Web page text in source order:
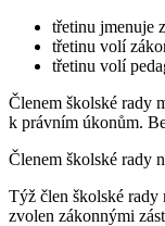
třetinu jmenuje
třetinu volí
třetinu volí
Členem školské rady
k právním úkonům.
Členem školské rady
Týž člen školské rady
zvolen zákonnými